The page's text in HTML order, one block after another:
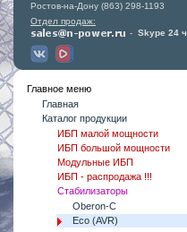
Ростов-на-Дону (863) 298-1193
Отдел продаж:
- Skype 24 ч
Главное меню
Главная
Каталог продукции
ИБП малой мощности
ИБП большой мощности
Модульные ИБП
ИБП - распродажа !!!
Стабилизаторы
Oberon-C
Eco (AVR)